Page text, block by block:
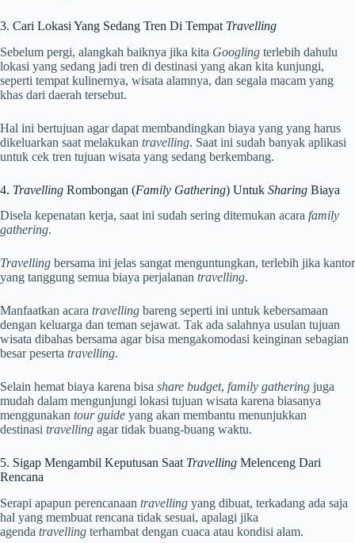
3. Cari Lokasi Yang Sedang Tren Di Tempat Travelling
Sebelum pergi, alangkah baiknya jika kita Googling terlebih dahulu
lokasi yang sedang jadi tren di destinasi yang akan kita kunjungi,
seperti tempat kulinernya, wisata alamnya, dan segala macam yang
khas dari daerah tersebut.
Hal ini bertujuan agar dapat membandingkan biaya yang yang harus
dikeluarkan saat melakukan travelling. Saat ini sudah banyak aplikasi
untuk cek tren tujuan wisata yang sedang berkembang.
4. Travelling Rombongan (Family Gathering) Untuk Sharing Biaya
Disela kepenatan kerja, saat ini sudah sering ditemukan acara family
gathering.
Travelling bersama ini jelas sangat menguntungkan, terlebih jika kantor
yang tanggung semua biaya perjalanan travelling.
Manfaatkan acara travelling bareng seperti ini untuk kebersamaan
dengan keluarga dan teman sejawat. Tak ada salahnya usulan tujuan
wisata dibahas bersama agar bisa mengakomodasi keinginan sebagian
besar peserta travelling.
Selain hemat biaya karena bisa share budget, family gathering juga
mudah dalam mengunjungi lokasi tujuan wisata karena biasanya
menggunakan tour guide yang akan membantu menunjukkan
destinasi travelling agar tidak buang-buang waktu.
5. Sigap Mengambil Keputusan Saat Travelling Melenceng Dari
Rencana
Serapi apapun perencanaan travelling yang dibuat, terkadang ada saja
hal yang membuat rencana tidak sesuai, apalagi jika
agenda travelling terhambat dengan cuaca atau kondisi alam.